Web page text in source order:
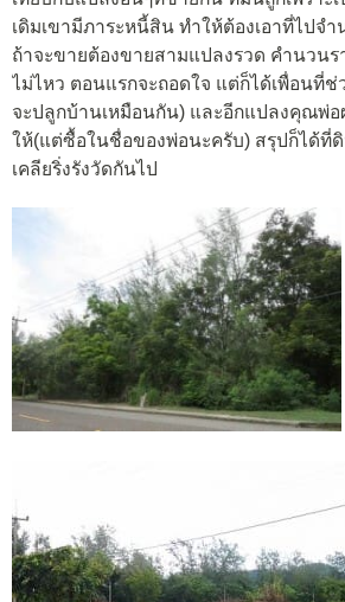
เดิมเขามีภาระหนี้สิน ทำให้ต้องเอาที่ไปจ
ถ้าจะขายต้องขายสามแปลงรวด คำนวน
ไม่ไหว ตอนแรกจะถอดใจ แต่ก็ได้เพื่อนที่
จะปลูกบ้านเหมือนกัน) และอีกแปลงคุณพ่อ
ให้(แต่ซื้อในชื่อของพ่อนะครับ) สรุปก็ได้ที่ดิ
เคลียริ่งรังวัดกันไป